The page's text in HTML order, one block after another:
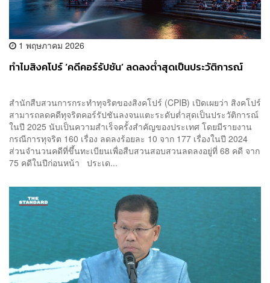
1 พฤษภาคม 2026
ทำไมสิงคโปร์ ‘คดีคอร์รัปชัน’ ลดลงต่ำสุดเป็นประวัติการณ์
สำนักสืบสวนการกระทำทุจริตของสิงคโปร์ (CPIB) เปิดเผยว่า สิงคโปร์
สามารถลดคดีทุจริตคอร์รัปชันลงจนแตะระดับต่ำสุดเป็นประวัติการณ์
ในปี 2025 นับเป็นความสำเร็จครั้งสำคัญของประเทศ โดยมีรายงาน
กรณีการทุจริต 160 เรื่อง ลดลงร้อยละ 10 จาก 177 เรื่องในปี 2024
ส่วนจำนวนคดีที่ขึ้นทะเบียนเพื่อสืบสวนสอบสวนลดลงอยู่ที่ 68 คดี จาก
75 คดีในปีก่อนหน้า ประเด...